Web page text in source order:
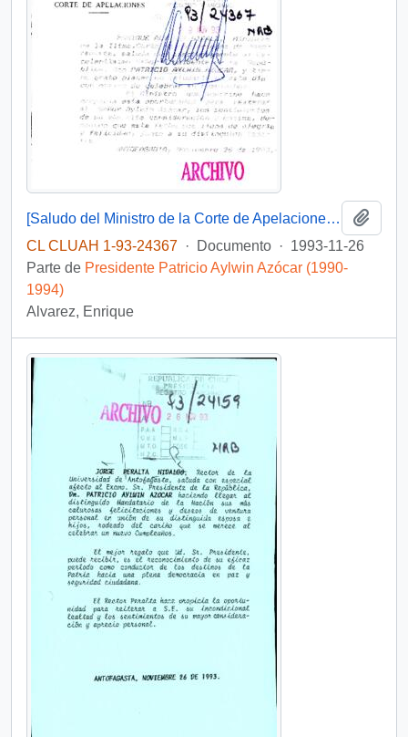
[Saludo del Ministro de la Corte de Apelaciones de Antofagasta dirigido al Presidente Patricio Aylwin]
CL CLUAH 1-93-24367 · Documento · 1993-11-26
Parte de Presidente Patricio Aylwin Azócar (1990-
1994)
Alvarez, Enrique